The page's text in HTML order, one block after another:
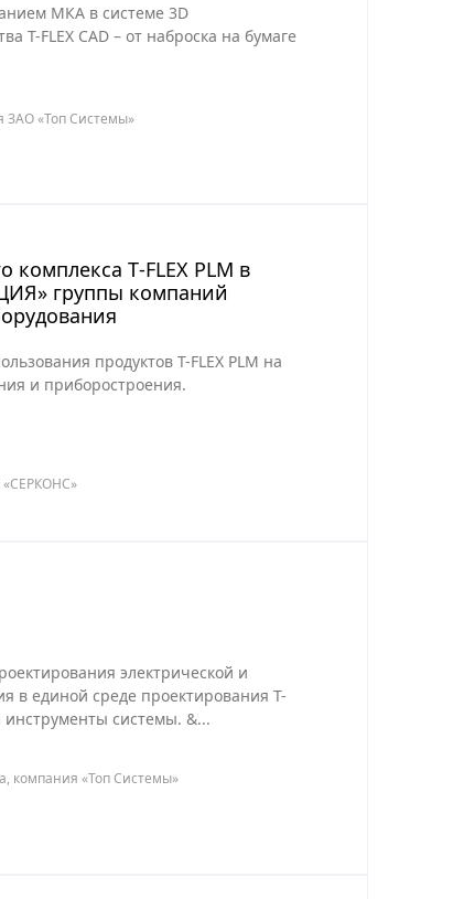
МКА в системе 3D
T-FLEX CAD – от наброска на бумаге
ЗАО «Топ Системы»
T‑FLEX PLM в
группы компаний
продуктов T-FLEX PLM на
и приборостроения.
электрической и
в единой среде проектирования T-
инструменты системы. &...
компания «Топ Системы»